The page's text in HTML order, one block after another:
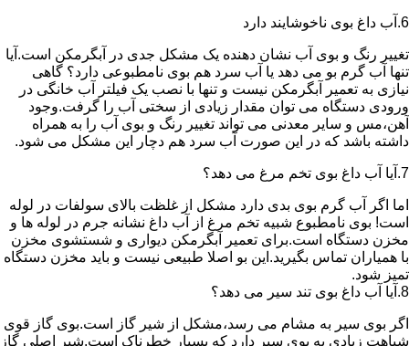
6.آب داغ بوی ناخوشایند دارد
تغییر رنگ و بوی آب نشان دهنده یک مشکل جدی در آبگرمکن است.آیا
تنها آب گرم بو می دهد یا آب سرد هم بوی نامطبوعی دارد؟ گاهی
نیازی به تعمیر آبگرمکن نیست و تنها با نصب یک فیلتر آب خانگی در
ورودی دستگاه می توان مقدار زیادی از سختی آب را گرفت.وجود
آهن،مس و سایر معدنی می تواند تغییر رنگ و بوی آب را به همراه
داشته باشد که در این صورت آب سرد هم دچار این مشکل می شود.
7.آیا آب داغ بوی تخم مرغ می دهد؟
اما اگر آب گرم بوی بدی دارد مشکل از غلظت بالای سولفات در لوله
است! بوی نامطبوع شبیه تخم مرغ از آب داغ نشانه جرم در لوله ها و
مخزن دستگاه است.برای تعمیر آبگرمکن دیواری و شستشوی مخزن
با همیاران تماس بگیرید.این بو اصلا طبیعی نیست و باید مخزن دستگاه
تمیز شود.
8.آیا آب داغ بوی تند سیر می دهد؟
اگر بوی سیر به مشام می رسد،مشکل از شیر گاز است.بوی گاز قوی
شباهت زیادی به بوی سیر دارد که بسیار خطرناک است.شیر اصلی گاز